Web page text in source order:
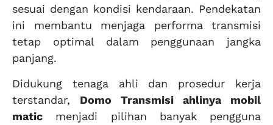
sesuai dengan kondisi kendaraan. Pendekatan
ini membantu menjaga performa transmisi
tetap optimal dalam penggunaan jangka
panjang.
Didukung tenaga ahli dan prosedur kerja
terstandar, Domo Transmisi
ahlinya mobil
matic menjadi pilihan banyak pengguna